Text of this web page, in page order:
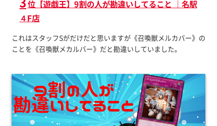
位【遊戯王】9割の人が勘違いしてること ｜名駅
４F店
これはスタッフSがだけだと思いますが《召喚獣メルカバー》の
ことを《召喚獣メカルバー》だと勘違いしていました。